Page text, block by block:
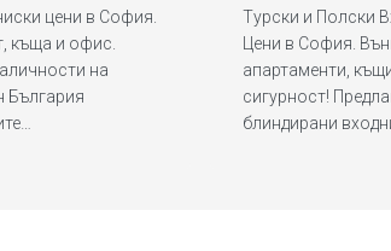
цени в София.
къща и офис.
на
България
Турски и Полски
Цени в София.
апартаменти,
сигурност!
блиндирани